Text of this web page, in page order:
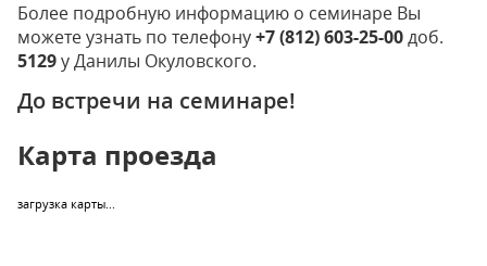
Более подробную информацию о семинаре Вы
можете узнать по телефону+7 (812) 603-25-00доб.
5129у Данилы Окуловского.
До встречи на семинаре!
Карта проезда
загрузка карты...